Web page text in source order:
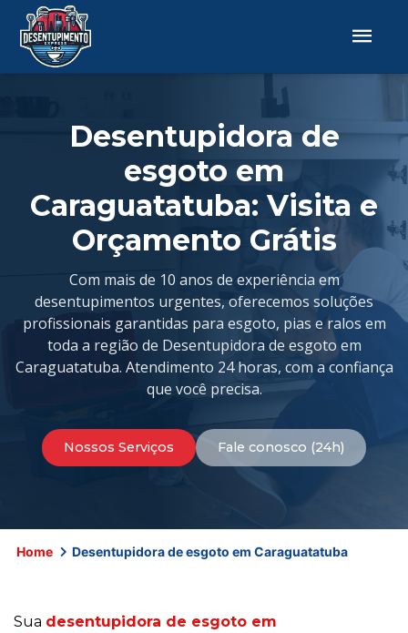
Desentupidora de
esgoto em
Caraguatatuba: Visita e
Orçamento Grátis
Com mais de 10 anos de experiência em
desentupimentos urgentes, oferecemos soluções
profissionais garantidas para esgoto, pias e ralos em
toda a região de Desentupidora de esgoto em
Caraguatatuba. Atendimento 24 horas, com a confiança
que você precisa.
Nossos Serviços Fale conosco (24h)
Home Desentupidora de esgoto em Caraguatatuba
Sua desentupidora de esgoto em